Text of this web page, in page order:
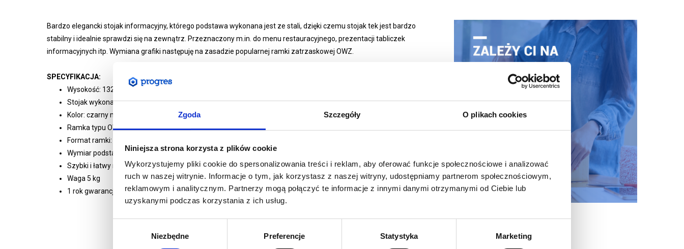
Zgoda Szczegóły O plikach cookies
Niniejsza strona korzysta z plików cookie
Wykorzystujemy pliki cookie do spersonalizowania treści i reklam, aby oferować funkcje społecznościowe i analizować
ruch w naszej witrynie. Informacje o tym, jak korzystasz z naszej witryny, udostępniamy partnerom społecznościowym,
reklamowym i analitycznym. Partnerzy mogą połączyć te informacje z innymi danymi otrzymanymi od Ciebie lub
uzyskanymi podczas korzystania z ich usług.
Niezbędne Preferencje Statystyka Marketing
Bardzo elegancki stojak informacyjny, którego podstawa wykonana jest ze stali, dzięki czemu stojak tek jest bardzo
stabilny i idealnie sprawdzi się na zewnątrz. Przeznaczony m.in. do menu restauracyjnego, prezentacji tabliczek
informacyjnych itp. Wymiana grafiki następuję na zasadzie popularnej ramki zatrzaskowej OWZ.
SPECYFIKACJA:
Wysokość: 132 cm
Stojak wykonany ze stali malowanej proszkowo
Kolor: czarny mat
Ramka typu OWZ (otwórz-włóż-zamknij) ułatwia łatwe wstawienie informacji lub grafiki
Format ramki: A3
Wymiar podstawy: 34 x 30 x 2 cm
Szybki i łatwy montaż bez użycia narzędzi
Waga 5 kg
1 rok gwarancji